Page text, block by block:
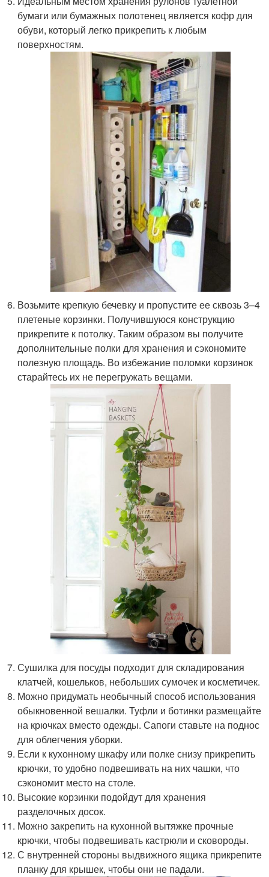
бумаги или бумажных полотенец является кофр для
обуви, который легко прикрепить к любым
поверхностям.
Возьмите крепкую бечевку и пропустите ее сквозь 3–4
плетеные корзинки. Получившуюся конструкцию
прикрепите к потолку. Таким образом вы получите
дополнительные полки для хранения и сэкономите
полезную площадь. Во избежание поломки корзинок
старайтесь их не перегружать вещами.
Сушилка для посуды подходит для складирования
клатчей, кошельков, небольших сумочек и косметичек.
Можно придумать необычный способ использования
обыкновенной вешалки. Туфли и ботинки размещайте
на крючках вместо одежды. Сапоги ставьте на поднос
для облегчения уборки.
Если к кухонному шкафу или полке снизу прикрепить
крючки, то удобно подвешивать на них чашки, что
сэкономит место на столе.
Высокие корзинки подойдут для хранения
разделочных досок.
Можно закрепить на кухонной вытяжке прочные
крючки, чтобы подвешивать кастрюли и сковороды.
С внутренней стороны выдвижного ящика прикрепите
планку для крышек, чтобы они не падали.